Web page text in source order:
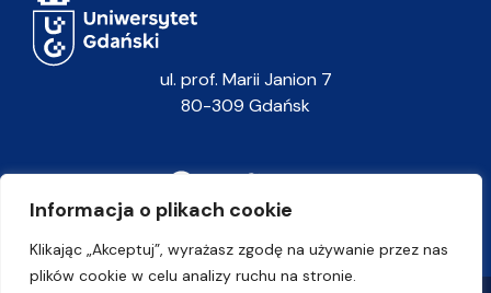
Informacja o plikach cookie
Klikając „Akceptuj”, wyrażasz zgodę na używanie przez nas
plików cookie w celu analizy ruchu na stronie.
ul. prof. Marii Janion 7
80-309 Gdańsk